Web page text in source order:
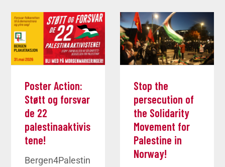
Poster Action:
Støtt og forsvar
de 22
palestinaaktivis
tene!
Bergen4Palestin
Stop the
persecution of
the Solidarity
Movement for
Palestine in
Norway!